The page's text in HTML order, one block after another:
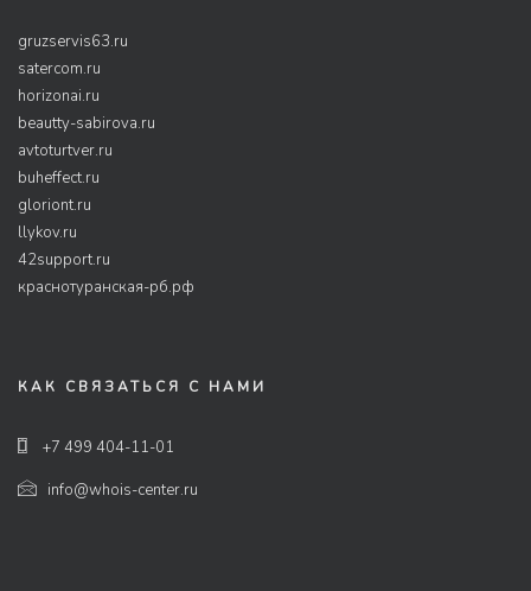
gruzservis63.ru
satercom.ru
horizonai.ru
beautty-sabirova.ru
avtoturtver.ru
buheffect.ru
gloriont.ru
llykov.ru
42support.ru
краснотуранская-рб.рф
КАК СВЯЗАТЬСЯ С НАМИ
+7 499 404-11-01
info@whois-center.ru